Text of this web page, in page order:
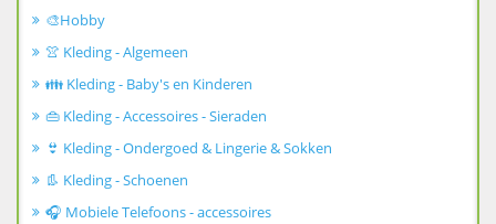
🎨Hobby
👚 Kleding - Algemeen
👪 Kleding - Baby's en Kinderen
👜 Kleding - Accessoires - Sieraden
👙 Kleding - Ondergoed & Lingerie & Sokken
👢 Kleding - Schoenen
🎧 Mobiele Telefoons - accessoires